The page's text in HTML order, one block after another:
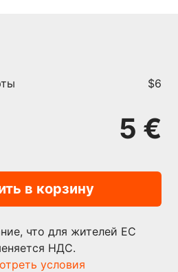
$6
5 €
в корзину
что для жителей ЕС
НДС.
условия